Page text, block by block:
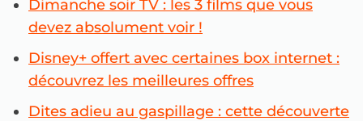
Dimanche soir TV : les 3 films que vous
devez absolument voir !
Disney+ offert avec certaines box internet :
découvrez les meilleures offres
Dites adieu au gaspillage : cette découverte